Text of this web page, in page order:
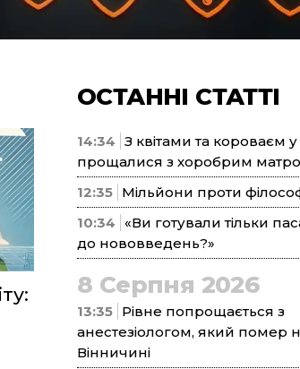
ОСТАННІ СТАТТІ
14:34 З квітами та короваєм
прощалися з хоробрим
12:35 Мільйони проти
10:34
«Ви готували тільки
до нововведень?»
8 Серпня 2026
13:35 Рівне попрощається з
анестезіологом, який помер
Вінничині